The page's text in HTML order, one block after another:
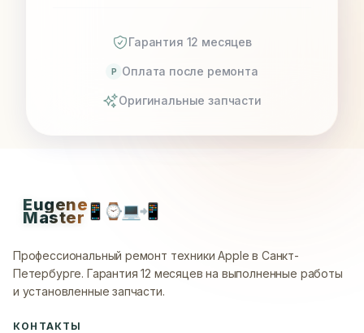
Гарантия 12 месяцев
P Оплата после ремонта
Оригинальные запчасти
Eugene
Master📱 ⌚💻📲
Профессиональный ремонт техники Apple в Санкт-
Петербурге. Гарантия 12 месяцев на выполненные работы
и установленные запчасти.
КОНТАКТЫ